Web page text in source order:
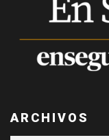
ARCHIVOS